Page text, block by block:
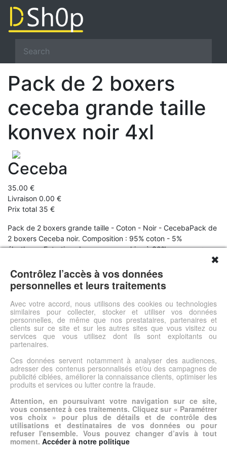
Pack de 2 boxers
ceceba grande taille
konvex noir 4xl
Ceceba
35.00 €
Livraison 0.00 €
Prix total 35 €
Pack de 2 boxers grande taille - Coton - Noir - CecebaPack de
2 boxers Ceceba noir. Composition : 95% coton - 5%
élasthanneEntretien : Lavage en machine à 30°La marque :
principaux fabricants de sous-vêtements et de pyjamas pour
hommes. Elle s'attache tout particulièrement dans la conception
de ses produits, à utiliser des matériaux appropriés permettant
aux vêtements de s'adapter à toutes les morphologies pour
plus de confort.
Voir l'offre
© DSh0p 2026 -Accueil-Mentions légales
✖
Contrôlez l’accès à vos données
personnelles et leurs traitements
Avec votre accord, nous utilisons des cookies ou technologies
similaires pour collecter, stocker et utiliser vos données
personnelles, de même que nos prestataires, partenaires et
clients sur ce site et sur les autres sites que vous visitez ou
services que vous utilisez dont ils sont exploitants ou
partenaires.
Ces données servent notamment à analyser des audiences,
adresser des contenus personnalisés et/ou des campagnes de
publicité ciblées, améliorer la connaissance clients, optimiser les
produits et services ou lutter contre la fraude.
Attention, en poursuivant votre navigation sur ce site,
vous consentez à ces traitements. Cliquez sur « Paramétrer
vos choix » pour plus de détails et de contrôle des
utilisations et destinataires de vos données ou pour
refuser l'ensemble. Vous pouvez changer d’avis à tout
moment. Accéder à notre politique